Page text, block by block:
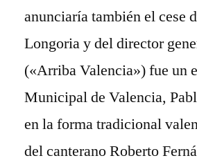
anunciaría también el cese
Longoria y del director
(«Arriba Valencia») fue un
Municipal de Valencia,
en la forma tradicional
del canterano Roberto